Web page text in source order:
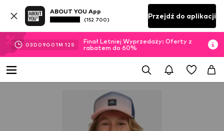
ABOUT YOU App
(152 700) Przejdź do aplikacji
03D 09G 01M 12 S
Finał Letniej Wyprzedaży: Oferty z
rabatem do 60%